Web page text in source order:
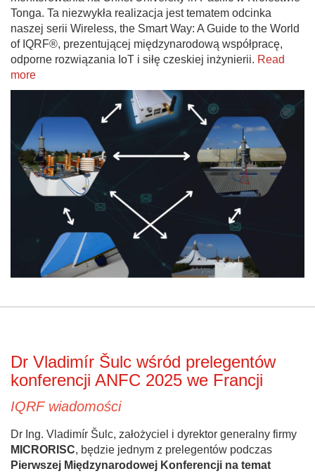
Tonga. Ta niezwykła realizacja jest tematem odcinka
naszej serii Wireless, the Smart Way: A Guide to the World
of IQRF®, prezentującej międzynarodową współpracę,
odporne rozwiązania IoT i siłę czeskiej inżynierii. Read
more
Dr Vladimír Šulc wśród prelegentów
konferencji ANFC 2025 we Francji
IQRF wiadomości
Dr Ing. Vladimír Šulc, założyciel i dyrektor generalny firmy
MICRORISC, będzie jednym z prelegentów podczas
Pierwszej Międzynarodowej Konferencji na temat